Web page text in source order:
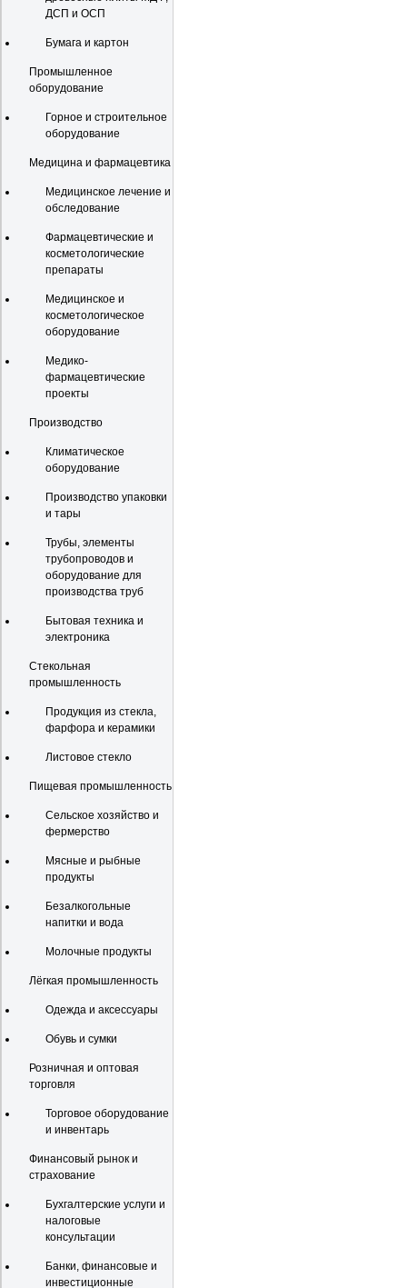
ДСП и ОСП
Бумага и картон
Промышленное
оборудование
Горное и строительное
оборудование
Медицина и фармацевтика
Медицинское лечение и
обследование
Фармацевтические и
косметологические
препараты
Медицинское и
косметологическое
оборудование
Медико-
фармацевтические
проекты
Производство
Климатическое
оборудование
Производство упаковки
и тары
Трубы, элементы
трубопроводов и
оборудование для
производства труб
Бытовая техника и
электроника
Стекольная
промышленность
Продукция из стекла,
фарфора и керамики
Листовое стекло
Пищевая промышленность
Сельское хозяйство и
фермерство
Мясные и рыбные
продукты
Безалкогольные
напитки и вода
Молочные продукты
Лёгкая промышленность
Одежда и аксессуары
Обувь и сумки
Розничная и оптовая
торговля
Торговое оборудование
и инвентарь
Финансовый рынок и
страхование
Бухгалтерские услуги и
налоговые
консультации
Банки, финансовые и
инвестиционные